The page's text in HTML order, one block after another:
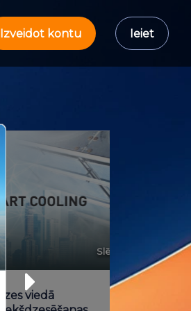
Izveidot kontu Ieiet
Slēgts
viedā